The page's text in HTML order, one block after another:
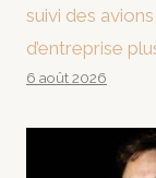
suivi des
d’entreprise
6 août 2026